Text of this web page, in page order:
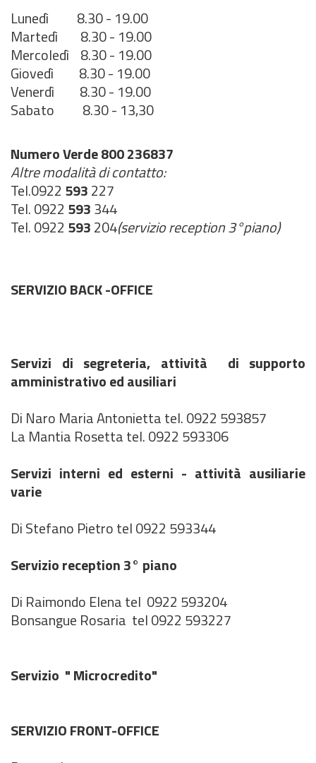
Lunedì 8.30 - 19.00
Martedì 8.30 - 19.00
Mercoledì 8.30 - 19.00
Giovedì 8.30 - 19.00
Venerdì 8.30 - 19.00
Sabato 8.30 - 13,30
Numero Verde 800 236837
Altre modalità di contatto:
Tel.0922 593227
Tel. 0922 593344
Tel. 0922 593204(servizio reception 3°piano)
SERVIZIO BACK -OFFICE
Servizi di segreteria, attività di supporto
amministrativo ed ausiliari
Di Naro Maria Antonietta tel. 0922 593857
La Mantia Rosetta tel. 0922 593306
Servizi interni ed esterni - attività ausiliarie
varie
Di Stefano Pietro tel 0922 593344
Servizio reception 3° piano
Di Raimondo Elena tel 0922 593204
Bonsangue Rosaria tel 0922 593227
Servizio " Microcredito"
SERVIZIO FRONT-OFFICE